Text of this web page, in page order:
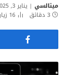
ميتالسي يناير 3, 2025
3 دقائق
16